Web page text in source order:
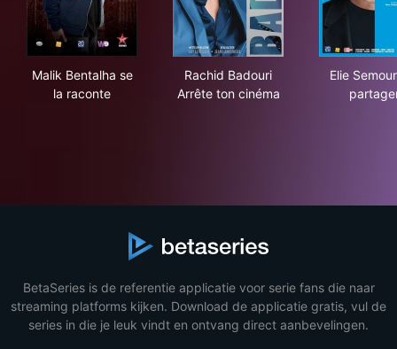
Malik Bentalha se
la raconte
Rachid Badouri
Arrête ton cinéma
Elie
BetaSeries is de referentie applicatie voor serie fans die naar
streaming platforms kijken. Download de applicatie gratis, vul de
series in die je leuk vindt en ontvang direct aanbevelingen.